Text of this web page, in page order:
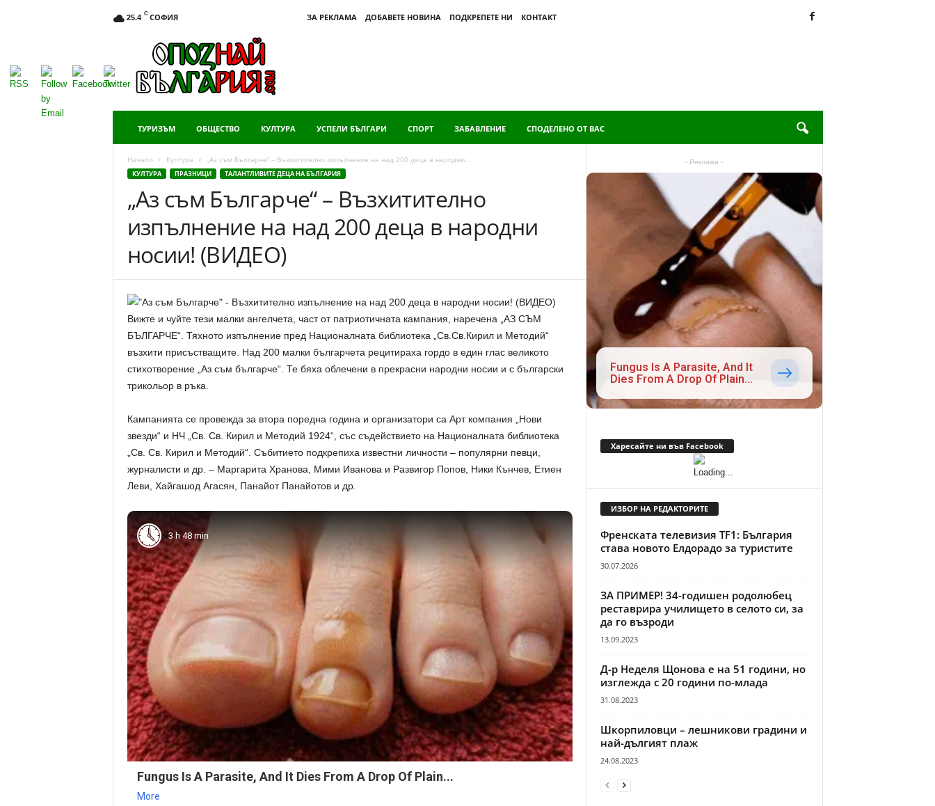
25.4 C СОФИЯ ЗА РЕКЛАМА ДОБАВЕТЕ НОВИНА ПОДКРЕПЕТЕ НИ
КОНТАКТ
ТУРИЗЪМ ОБЩЕСТВО КУЛТУРА УСПЕЛИ БЪЛГАРИ СПОРТ ЗАБАВЛЕНИЕ СПОДЕЛЕНО ОТ ВАС
Начало Култура „Аз съм Българче“ – Възхитително изпълнение на над 200 деца в народни...
КУЛТУРА ПРАЗНИЦИ ТАЛАНТЛИВИТЕ ДЕЦА НА БЪЛГАРИЯ
„Аз съм Българче“ – Възхитително
изпълнение на над 200 деца в народни
носии! (ВИДЕО)
Вижте и чуйте тези малки ангелчета, част от патриотичната кампания, наречена „АЗ СЪМ
БЪЛГАРЧЕ“. Тяхното изпълнение пред Националната библиотека „Св.Св.Кирил и Методий“
възхити присъстващите. Над 200 малки българчета рецитираха гордо в един глас великото
стихотворение „Аз съм българче“. Те бяха облечени в прекрасни народни носии и с български
трикольор в ръка.
Кампанията се провежда за втора поредна година и организатори са Арт компания „Нови
звезди“ и НЧ „Св. Св. Кирил и Методий 1924“, със съдействието на Националната библиотека
„Св. Св. Кирил и Методий“. Събитието подкрепиха известни личности – популярни певци,
журналисти и др. – Маргарита Хранова, Мими Иванова и Развигор Попов, Ники Кънчев, Етиен
Леви, Хайгашод Агасян, Панайот Панайотов и др.
3 h 48 min
Fungus Is A Parasite, And It Dies From A Drop Of Plain...
More
- Реклама -
Fungus Is A Parasite, And It
Dies From A Drop Of Plain...
Харесайте ни във Facebook
ИЗБОР НА РЕДАКТОРИТЕ
Френската телевизия TF1: България
става новото Елдорадо за туристите
30.07.2026
ЗА ПРИМЕР! 34-годишен родолюбец
реставрира училището в селото си, за
да го възроди
13.09.2023
Д-р Неделя Щонова е на 51 години, но
изглежда с 20 години по-млада
31.08.2023
Шкорпиловци – лешникови градини и
най-дългият плаж
24.08.2023